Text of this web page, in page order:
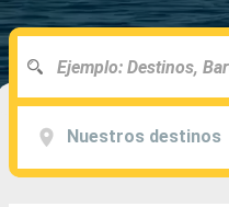
Nuestros destinos